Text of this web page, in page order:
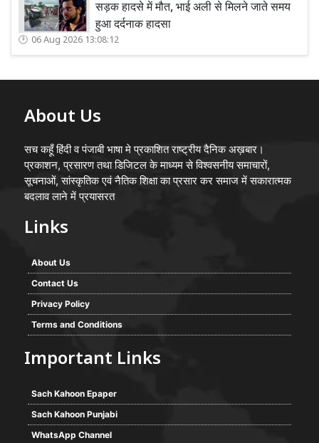
सड़क हादसे में मौत, भाई अली से मिलने जाते समय
हुआ दर्दनाक हादसा
06 Aug 2026 13:08:12
About Us
सच कहूँ हिंदी व पंजाबी भाषा मे प्रकाशित राष्ट्रीय दैनिक अख़बार।
प्रकाशन, प्रसारण तथा डिजिटल के माध्यम से विश्वसनीय समाचारों,
सूचनाओं, सांस्कृतिक एवं नैतिक शिक्षा का प्रसार कर समाज में सकारात्मक
बदलाव लाने में प्रयासरत
Links
About Us
Contact Us
Privacy Policy
Terms and Conditions
Important Links
Sach Kahoon Epaper
Sach Kahoon Punjabi
WhatsApp Channel